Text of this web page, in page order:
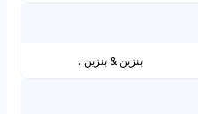
بنزين & بنزين .